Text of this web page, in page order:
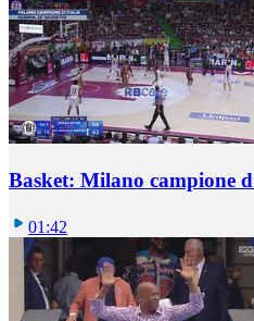
Basket: Milano campione
01:42